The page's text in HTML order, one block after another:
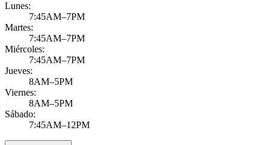
Lunes:
7:45AM–7PM
Martes:
7:45AM–7PM
Miércoles:
7:45AM–7PM
Jueves:
8AM–5PM
Viernes:
8AM–5PM
Sábado:
7:45AM–12PM